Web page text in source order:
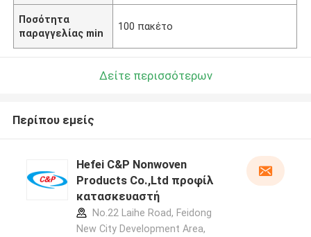
Ποσότητα
παραγγελίας min
100 πακέτο
Δείτε περισσότερων
Περίπου εμείς
Hefei C&P Nonwoven
Products Co.,Ltd προφίλ
κατασκευαστή
No.22 Laihe Road, Feidong
New City Development Area,